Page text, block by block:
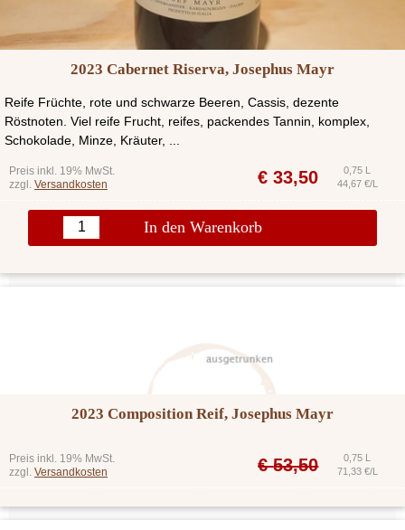
2023 Cabernet Riserva, Josephus Mayr
Reife Früchte, rote und schwarze Beeren, Cassis, dezente
Röstnoten. Viel reife Frucht, reifes, packendes Tannin, komplex,
Schokolade, Minze, Kräuter, ...
Preis inkl. 19% MwSt.
zzgl. Versandkosten € 33,50
0,75 L
44,67 €/L
In den Warenkorb
2023 Composition Reif, Josephus Mayr
Preis inkl. 19% MwSt.
zzgl. Versandkosten €53,50
0,75 L
71,33 €/L